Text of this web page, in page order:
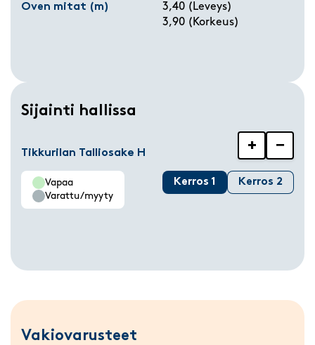
Oven mitat (m)
3,40 (Leveys)
3,90 (Korkeus)
Sijainti hallissa
Tikkurilan Talliosake H + −
Vapaa
Varattu/myyty
Kerros 1 Kerros 2
Vakiovarusteet